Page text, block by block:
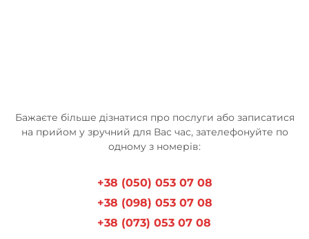
Бажаєте більше дізнатися про послуги або записатися
на прийом у зручний для Вас час, зателефонуйте по
одному з номерів:
+38 (050) 053 07 08
+38 (098) 053 07 08
+38 (073) 053 07 08